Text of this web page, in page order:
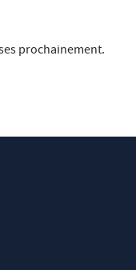
prochainement.